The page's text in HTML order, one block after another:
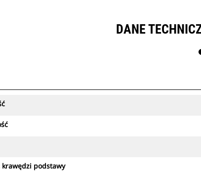
DANE
krawędzi podstawy